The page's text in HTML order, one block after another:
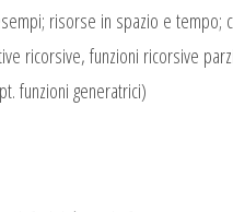
risorse in spazio e
ricorsive, funzioni ricorsive
funzioni generatrici)